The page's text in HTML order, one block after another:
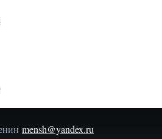
mensh@yandex.ru